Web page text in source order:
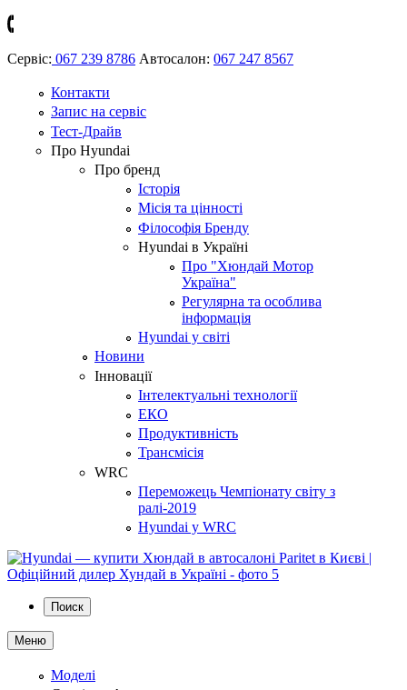
Сервіс: 067 239 8786 Автосалон: 067 247 8567
Контакти
Запис на сервіс
Тест-Драйв
Про Hyundai
Про бренд
Історія
Місія та цінності
Філософія Бренду
Hyundai в Україні
Про "Хюндай Мотор
Україна"
Регулярна та особлива
інформація
Hyundai у світі
Новини
Інновації
Інтелектуальні технології
ЕКО
Продуктивність
Трансмісія
WRC
Переможець Чемпіонату світу з
ралі-2019
Hyundai у WRC
Поиск
Меню
Моделі